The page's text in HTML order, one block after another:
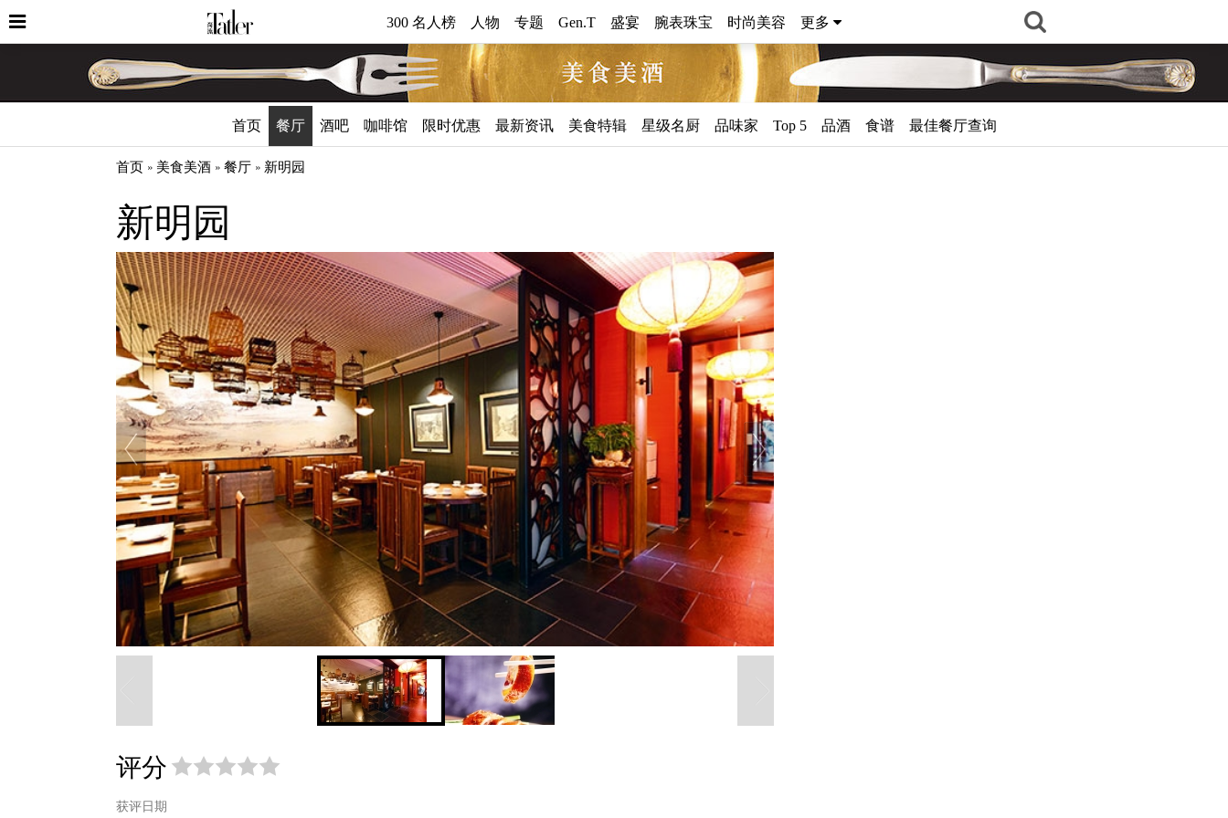
300 名人榜 人物 专题 Gen.T 盛宴 腕表珠宝 时尚美容 更多
美
食
酒
首页 餐厅 酒吧 咖啡馆 限时优惠 最新资讯 美食特辑 星级名厨 品味家 Top 5 品酒 食谱 最佳餐厅查询
首页 美食美酒 餐厅 新明园
新明园
评分
获评日期